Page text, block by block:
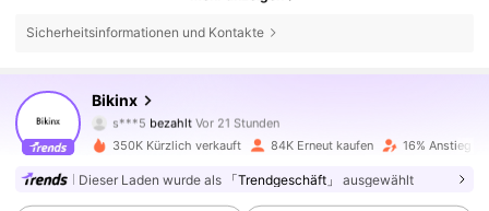
Sicherheitsinformationen und Kontakte
Bikinx
s***5bezahlt
m***s istVor 10 Minutengefolgt
350K Kürzlich verkauft 84K Erneut kaufen 16% Anstieg
Dieser Laden wurde als 「Trendgeschäft」 ausgewählt